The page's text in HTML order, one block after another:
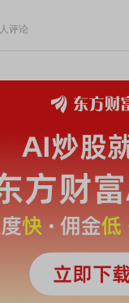
人评论